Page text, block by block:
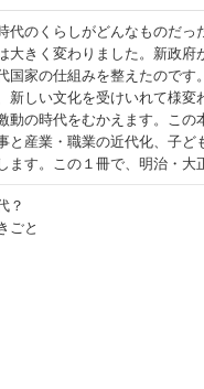
代のくらしがどんなものだ
大きく変わりました。新政
国家の仕組みを整えたのです
新しい文化を受けいれて様変
動の時代をむかえます。こ
と産業・職業の近代化、子
ます。この１冊で、明治・大
？
ごと